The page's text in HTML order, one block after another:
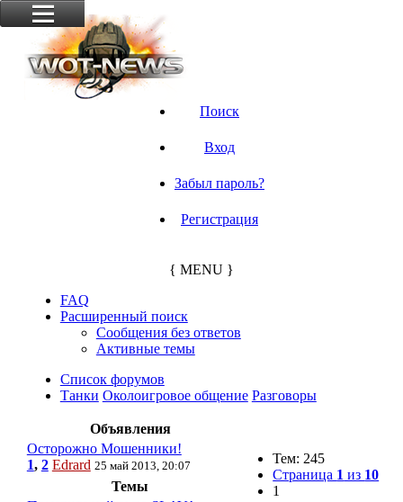
Поиск
Вход
Забыл пароль?
Регистрация
{ MENU }
FAQ
Расширенный поиск
Сообщения без ответов
Активные темы
Список форумов
Танки Околоигровое общение Разговоры
Тем: 245
Страница 1 из 10
1
Объявления
Осторожно Мошенники!
1, 2 Edrard 25 май 2013, 20:07
Темы